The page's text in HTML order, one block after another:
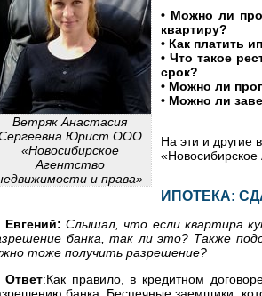
Ветряк Анастасия
Юрист ООО
«Новосибирское
Агентство
и права»
• Можно ли
квартиру?
• Как платить
• Что такое
срок?
• Можно ли
• Можно ли
На эти и другие
«Новосибирское
ИПОТЕКА:
Евгений: Слышал, что если квартира
банка, так ли это? Также
тоже получить разрешение?
Ответ:Как правило, в кредитном
банка. Беспечные заемщики,